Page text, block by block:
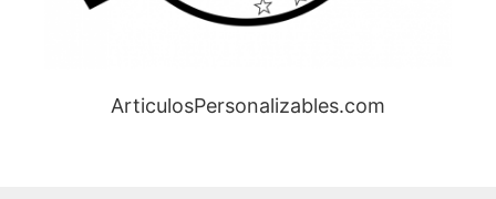
ArticulosPersonalizables.com